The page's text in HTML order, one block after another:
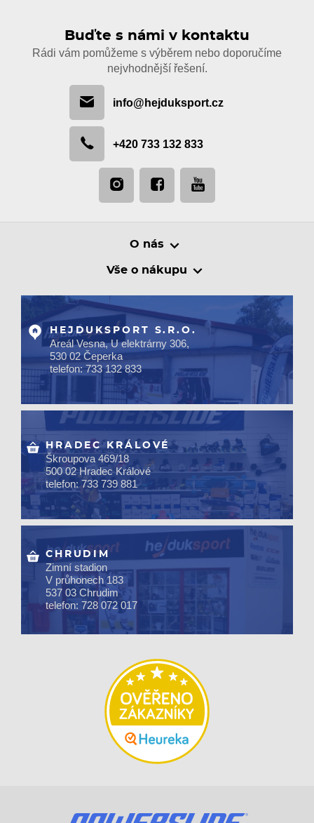
Buďte s námi v kontaktu
Rádi vám pomůžeme s výběrem nebo doporučíme
nejvhodnější řešení.
info@hejduksport.cz
+420 733 132 833
O nás
Vše o nákupu
HEJDUKSPORT S.R.O.
Areál Vesna, U elektrárny 306,
530 02 Čeperka
telefon: 733 132 833
HRADEC KRÁLOVÉ
Škroupova 469/18
500 02 Hradec Králové
telefon: 733 739 881
CHRUDIM
Zimní stadion
V průhonech 183
537 03 Chrudim
telefon: 728 072 017